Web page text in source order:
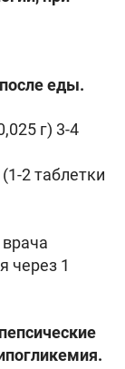
еды.
г) 3-4
2 таблетки
через 1